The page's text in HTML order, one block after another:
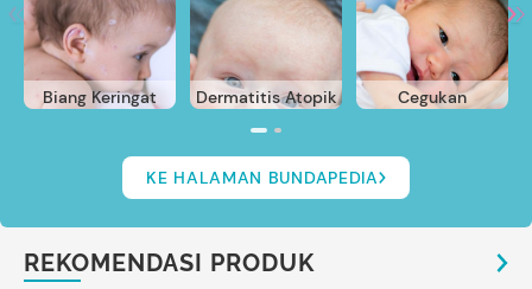
Biang Keringat Dermatitis Atopik Cegukan
KE HALAMAN BUNDAPEDIA
REKOMENDASI PRODUK